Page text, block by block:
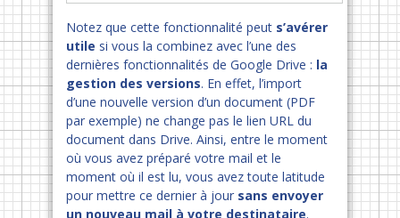
Notez que cette fonctionnalité peut s’avérer
utile si vous la combinez avec l’une des
dernières fonctionnalités de Google Drive : la
gestion des versions. En effet, l’import
d’une nouvelle version d’un document (PDF
par exemple) ne change pas le lien URL du
document dans Drive. Ainsi, entre le moment
où vous avez préparé votre mail et le
moment où il est lu, vous avez toute latitude
pour mettre ce dernier à jour sans envoyer
un nouveau mail à votre destinataire.